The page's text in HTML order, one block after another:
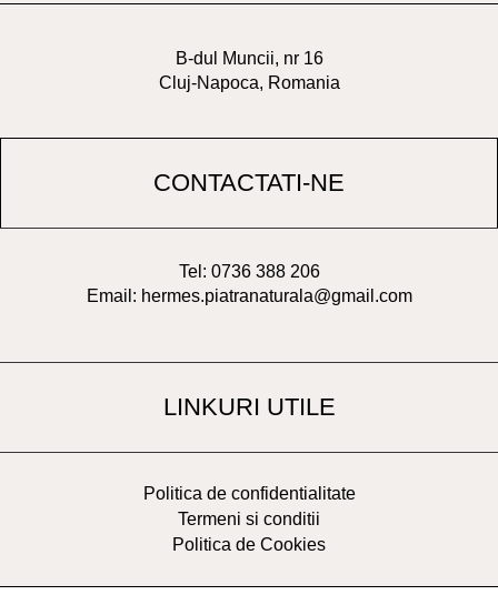
B-dul Muncii, nr 16
Cluj-Napoca, Romania
CONTACTATI-NE
Tel: 0736 388 206
Email: hermes.piatranaturala@gmail.com
LINKURI UTILE
Politica de confidentialitate
Termeni si conditii
Politica de Cookies